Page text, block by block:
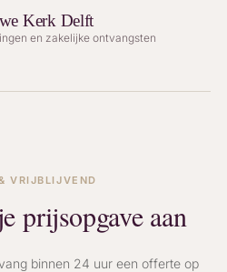
Kerk Delft
en zakelijke ontvangsten
VRIJBLIJVEND
prijsopgave aan
binnen 24 uur een offerte op